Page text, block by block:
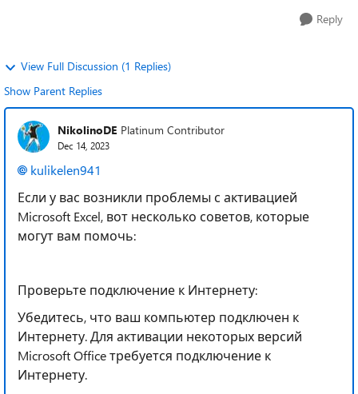
Reply
View Full Discussion (1 Replies)
Show Parent Replies
NikolinoDE Platinum Contributor
Dec 14, 2023
kulikelen941
Если у вас возникли проблемы с активацией
Microsoft Excel, вот несколько советов, которые
могут вам помочь:
Проверьте подключение к Интернету:
Убедитесь, что ваш компьютер подключен к
Интернету. Для активации некоторых версий
Microsoft Office требуется подключение к
Интернету.